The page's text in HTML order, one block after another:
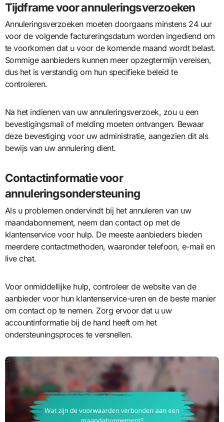
Tijdframe voor annuleringsverzoeken
Annuleringsverzoeken moeten doorgaans minstens 24 uur
voor de volgende factureringsdatum worden ingediend om
te voorkomen dat u voor de komende maand wordt belast.
Sommige aanbieders kunnen meer opzegtermijn vereisen,
dus het is verstandig om hun specifieke beleid te
controleren.
Na het indienen van uw annuleringsverzoek, zou u een
bevestigingsmail of melding moeten ontvangen. Bewaar
deze bevestiging voor uw administratie, aangezien dit als
bewijs van uw annulering dient.
Contactinformatie voor
annuleringsondersteuning
Als u problemen ondervindt bij het annuleren van uw
maandabonnement, neem dan contact op met de
klantenservice voor hulp. De meeste aanbieders bieden
meerdere contactmethoden, waaronder telefoon, e-mail en
live chat.
Voor onmiddellijke hulp, controleer de website van de
aanbieder voor hun klantenservice-uren en de beste manier
om contact op te nemen. Zorg ervoor dat u uw
accountinformatie bij de hand heeft om het
ondersteuningsproces te versnellen.